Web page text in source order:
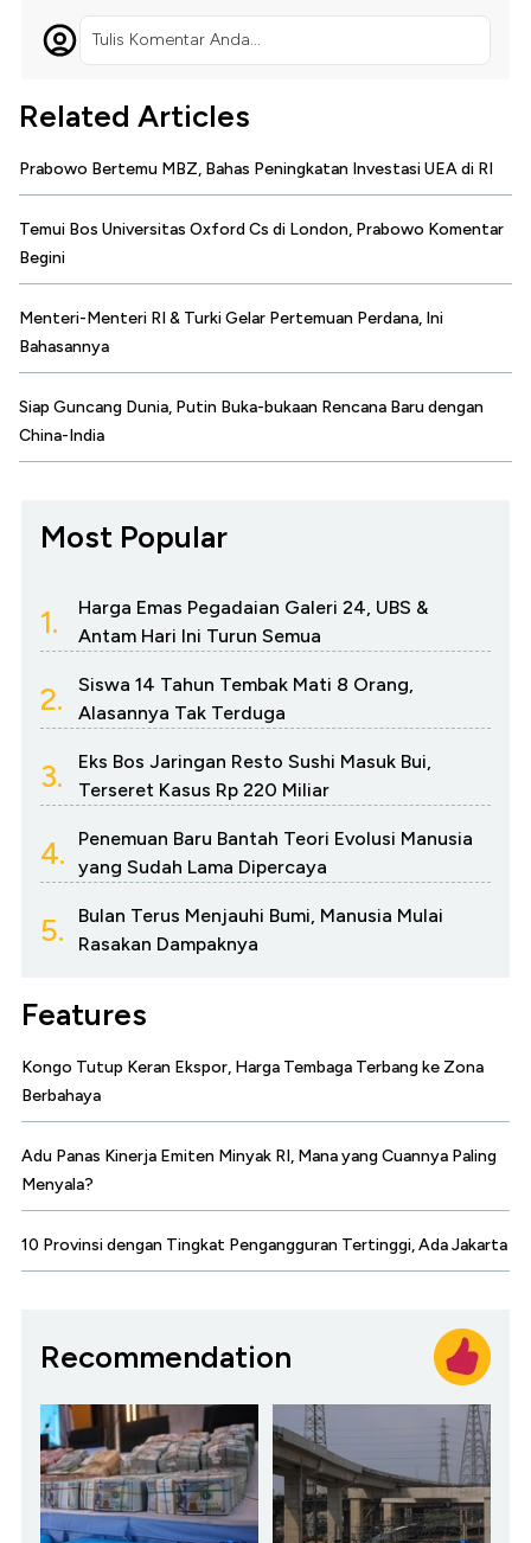
Tulis Komentar Anda...
Related Articles
Prabowo Bertemu MBZ, Bahas Peningkatan Investasi UEA di RI
Temui Bos Universitas Oxford Cs di London, Prabowo Komentar
Begini
Menteri-Menteri RI & Turki Gelar Pertemuan Perdana, Ini
Bahasannya
Siap Guncang Dunia, Putin Buka-bukaan Rencana Baru dengan
China-India
Most Popular
1.
Harga Emas Pegadaian Galeri 24, UBS &
Antam Hari Ini Turun Semua
2.
Siswa 14 Tahun Tembak Mati 8 Orang,
Alasannya Tak Terduga
3.
Eks Bos Jaringan Resto Sushi Masuk Bui,
Terseret Kasus Rp 220 Miliar
4.
Penemuan Baru Bantah Teori Evolusi Manusia
yang Sudah Lama Dipercaya
5.
Bulan Terus Menjauhi Bumi, Manusia Mulai
Rasakan Dampaknya
Features
Kongo Tutup Keran Ekspor, Harga Tembaga Terbang ke Zona
Berbahaya
Adu Panas Kinerja Emiten Minyak RI, Mana yang Cuannya Paling
Menyala?
10 Provinsi dengan Tingkat Pengangguran Tertinggi, Ada Jakarta
Recommendation